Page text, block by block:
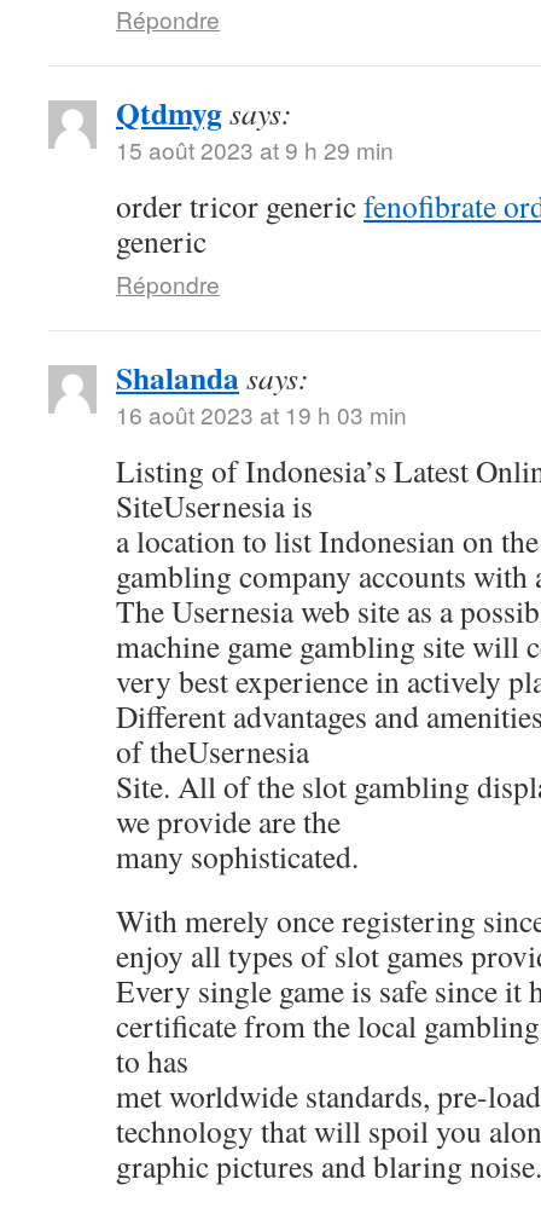
Répondre
Qtdmygsays:
15 août 2023 at 9 h 29 min
order tricor genericfenofibrate
generic
Répondre
Shalandasays:
16 août 2023 at 19 h 03 min
Listing of Indonesia’s Latest
SiteUsernesia is
a location to list Indonesian on
gambling company accounts with
The Usernesia web site as a
machine game gambling site will
very best experience in actively
Different advantages and
of theUsernesia
Site. All of the slot gambling
we provide are the
many sophisticated.
With merely once registering
enjoy all types of slot games
Every single game is safe since it
certificate from the local
to has
met worldwide standards, pre-
technology that will spoil you
graphic pictures and blaring noise.